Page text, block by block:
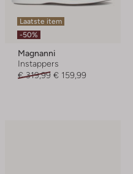
Laatste item
-50%
Magnanni
Instappers
€ 319,99 € 159,99